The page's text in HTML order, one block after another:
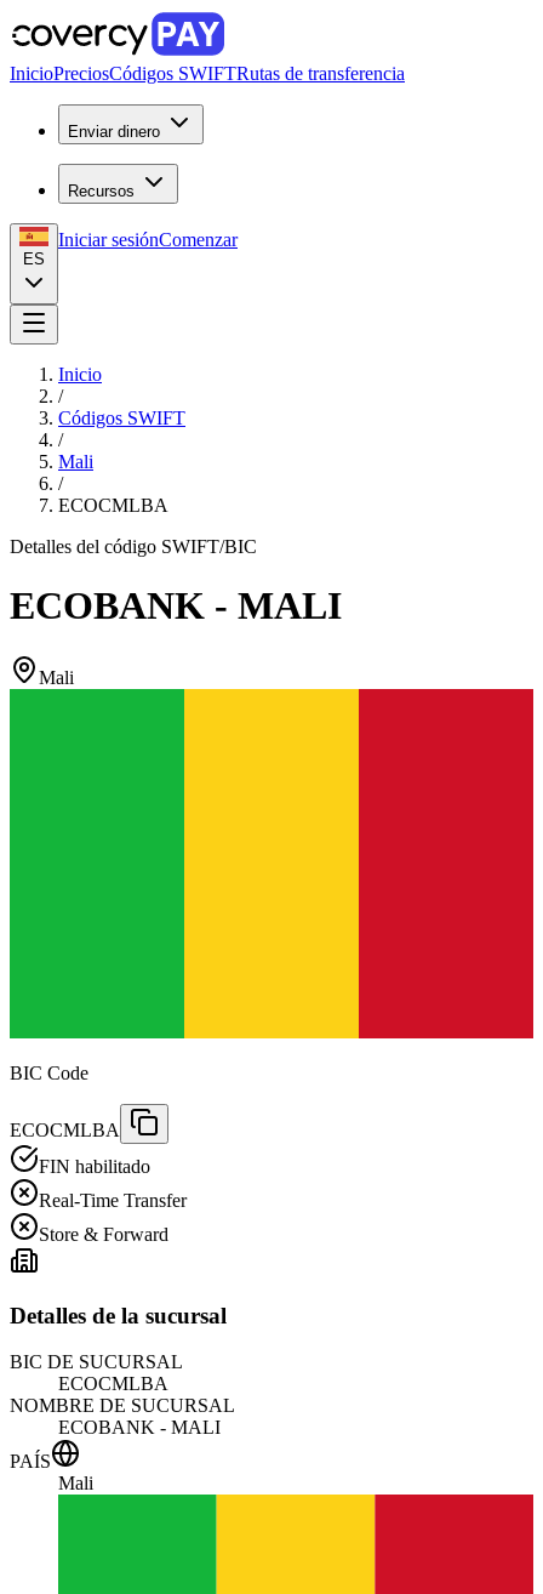
InicioPreciosCódigos SWIFTRutas de transferencia
Enviar dinero
Recursos
ES
Iniciar sesiónComenzar
Inicio
/
Códigos SWIFT
/
Mali
/
ECOCMLBA
Detalles del código SWIFT/BIC
ECOBANK - MALI
Mali
BIC Code
ECOCMLBA
FIN habilitado
Real-Time Transfer
Store & Forward
Detalles de la sucursal
BIC DE SUCURSAL
ECOCMLBA
NOMBRE DE SUCURSAL
ECOBANK - MALI
PAÍS
Mali